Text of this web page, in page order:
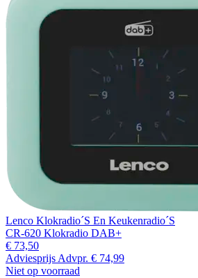
Lenco Klokradio´S En Keukenradio´S
CR-620 Klokradio DAB+
€ 73,50
Adviesprijs Advpr. € 74,99
Niet op voorraad